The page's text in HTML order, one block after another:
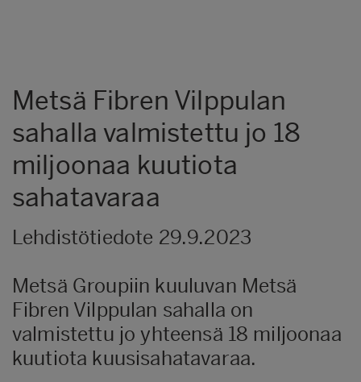
Metsä Fibren Vilppulan
sahalla valmistettu jo 18
miljoonaa kuutiota
sahatavaraa
Lehdistötiedote 29.9.2023
Metsä Groupiin kuuluvan Metsä
Fibren Vilppulan sahalla on
valmistettu jo yhteensä 18 miljoonaa
kuutiota kuusisahatavaraa.